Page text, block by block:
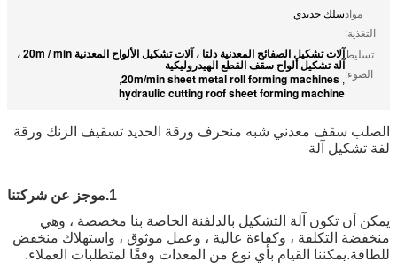
مواد
التغذية:
سلك حديدي
تسليط
الضوء:
آلات تشكيل الصفائح المعدنية دلتا ، آلات تشكيل الألواح المعدنية 20m / min ،
آلة تشكيل ألواح سقف القطع الهيدروليكية
,
20m/min sheet metal roll forming machines
,
hydraulic cutting roof sheet forming machine
الصلب سقف معدني شبه منحرف ورقة الحديد تسقيف الزنك ورقة
لفة تشكيل آلة
1. موجز عن شركتنا
يمكن أن تكون آلة التشكيل بالدلفنة الخاصة بنا مخصصة ، وهي
منخفضة التكلفة ، وكفاءة عالية ، وعمل موثوق ، واستهلاك منخفض
للطاقة.يمكننا القيام بأي نوع من المعدات وفقًا لمتطلبات العملاء.